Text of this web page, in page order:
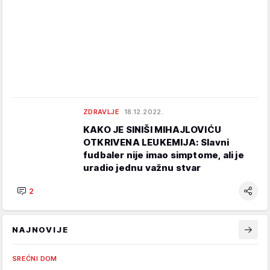
ZDRAVLJE 18.12.2022.
KAKO JE SINIŠI MIHAJLOVIĆU
OTKRIVENA LEUKEMIJA: Slavni
fudbaler nije imao simptome, ali je
uradio jednu važnu stvar
2
NAJNOVIJE
SREĆNI DOM